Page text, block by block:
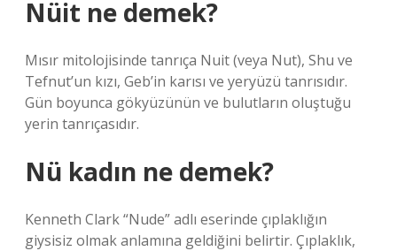
Nüit ne demek?
Mısır mitolojisinde tanrıça Nuit (veya Nut), Shu ve
Tefnut’un kızı, Geb’in karısı ve yeryüzü tanrısıdır.
Gün boyunca gökyüzünün ve bulutların oluştuğu
yerin tanrıçasıdır.
Nü kadın ne demek?
Kenneth Clark “Nude” adlı eserinde çıplaklığın
giysisiz olmak anlamına geldiğini belirtir. Çıplaklık,